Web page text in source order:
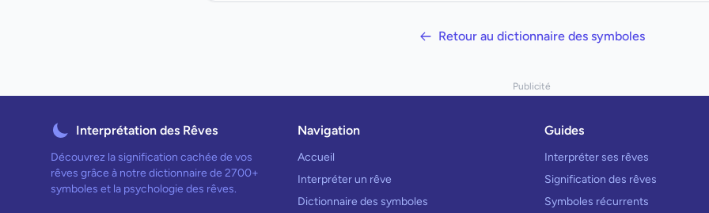
Retour au dictionnaire des symboles
Publicité
Interprétation des Rêves
Découvrez la signification cachée de vos
rêves grâce à notre dictionnaire de 2700+
symboles et la psychologie des rêves.
Navigation
Accueil
Interpréter un rêve
Dictionnaire des symboles
Guides
Interpréter ses rêves
Signification des rêves
Symboles récurrents